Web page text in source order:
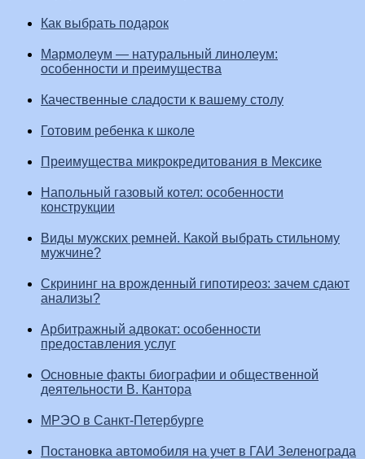
Как выбрать подарок
Мармолеум — натуральный линолеум:
особенности и преимущества
Качественные сладости к вашему столу
Готовим ребенка к школе
Преимущества микрокредитования в Мексике
Напольный газовый котел: особенности
конструкции
Виды мужских ремней. Какой выбрать стильному
мужчине?
Скрининг на врожденный гипотиреоз: зачем сдают
анализы?
Арбитражный адвокат: особенности
предоставления услуг
Основные факты биографии и общественной
деятельности В. Кантора
МРЭО в Санкт-Петербурге
Постановка автомобиля на учет в ГАИ Зеленограда